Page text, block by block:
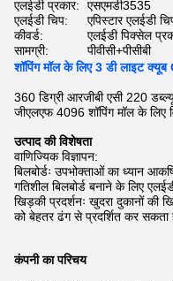
एलईडी प्रकार:
एसएमडी3535
एलईडी चिप:
एपिस्टार एलईडी
कीवर्ड:
एलईडी पिक्सेल
सामग्री:
पीवीसी+पीसीबी
शॉपिंग मॉल के लिए 3 डी लाइट क्यूब
360 डिग्री आरजीबी एसी 220
जीएलएफ 4096 शॉपिंग मॉल के लिए
उत्पाद की विशेषता
वाणिज्यिक विज्ञापन:
बिलबोर्डः उपभोक्ताओं का ध्यान
गतिशील बिलबोर्ड बनाने के लिए
खिड़की प्रदर्शनः खुदरा दुकानों की
को बेहतर ढंग से प्रदर्शित कर
कंपनी का परिचय